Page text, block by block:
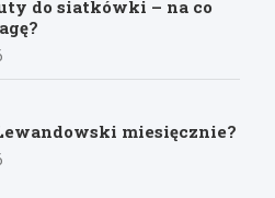
do siatkówki – na co
miesięcznie?